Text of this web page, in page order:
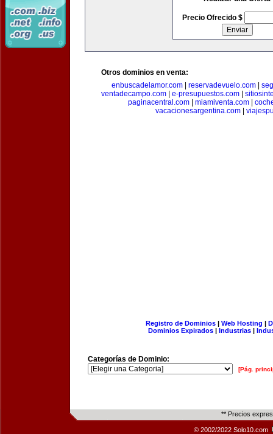
Precio Ofrecido $
Otros dominios en venta:
enbuscadelamor.com
reservadevuelo.com
ventadecampo.com
e-presupuestos.com
paginacentral.com| miamiventa.com|
vacacionesargentina.com
Registro de Dominios| Web Hosting |
Dominios Expirados | Industrias |
Categorías de Dominio:
[Pág.
** Precios
© 2002/2022 Solo10.com